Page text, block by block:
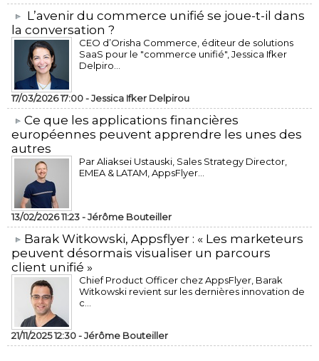
L’avenir du commerce unifié se joue-t-il dans
la conversation ?
CEO d’Orisha Commerce, éditeur de solutions
SaaS pour le "commerce unifié", Jessica Ifker
Delpiro...
17/03/2026 17:00 -Jessica Ifker Delpirou
​Ce que les applications financières
européennes peuvent apprendre les unes des
autres
Par Aliaksei Ustauski, Sales Strategy Director,
EMEA & LATAM, AppsFlyer...
13/02/2026 11:23 -Jérôme Bouteiller
​Barak Witkowski, Appsflyer : « Les marketeurs
peuvent désormais visualiser un parcours
client unifié »
Chief Product Officer chez AppsFlyer, ​Barak
Witkowski revient sur les dernières innovation de
c...
21/11/2025 12:30 -Jérôme Bouteiller